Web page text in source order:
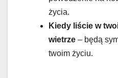
życia.
Kiedy liście w
wietrze – będą
twoim życiu.